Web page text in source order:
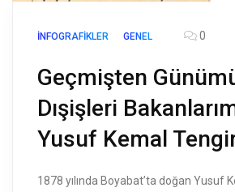
İNFOGRAFIKLER GENEL 0
Geçmişten
Dışişleri
Yusuf Kemal
1878 yılında Boyabat’ta doğan Yusuf